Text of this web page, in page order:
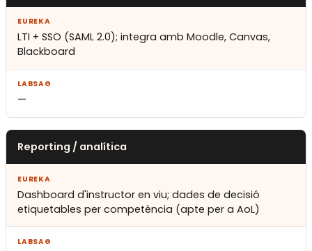
LTI + SSO (SAML 2.0); integra amb Moodle, Canvas,
Blackboard
—
Reporting / analítica
Dashboard d'instructor en viu; dades de decisió
etiquetables per competència (apte per a AoL)